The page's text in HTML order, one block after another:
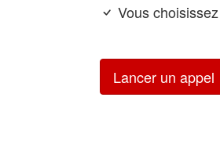
Vous
Lancer un appel